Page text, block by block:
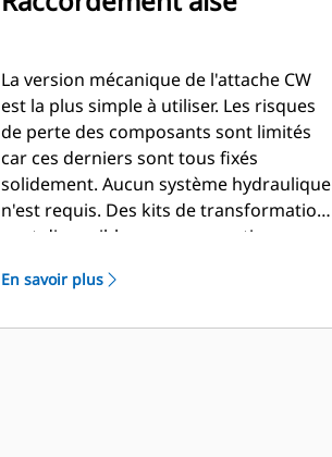
La version mécanique de l'attache CW
est la plus simple à utiliser. Les risques
de perte des composants sont limités
car ces derniers sont tous fixés
solidement. Aucun système hydraulique
n'est requis. Des kits de transformation
sont disponibles pour convertir
hydraulique à tout moment.
En savoir plus